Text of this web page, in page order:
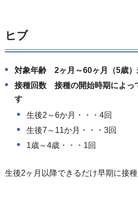
ヒブ
対象年齢 2ヶ月～60ヶ月（5歳）
接種回数 接種の開始時期によっ
す
生後2～6か月・・・4回
生後7～11か月・・・3回
1歳～4歳・・・1回
生後2ヶ月以降できるだけ早期に接種